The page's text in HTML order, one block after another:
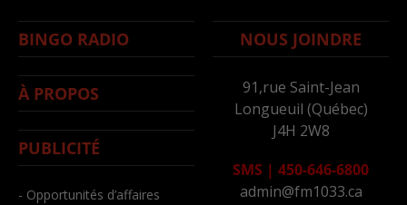
BINGO RADIO
À PROPOS
PUBLICITÉ
- Opportunités d’affaires
NOUS JOINDRE
91,rue Saint-Jean
Longueuil (Québec)
J4H 2W8
SMS | 450-646-6800
admin@fm1033.ca